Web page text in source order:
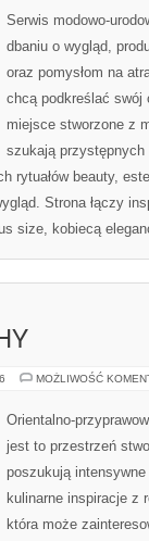
Serwis modowo-
dbaniu o wygląd,
oraz pomysłom na
chcą podkreślać swój
miejsce stworzone z
szukają
rytuałów beauty,
Strona łączy
size, kobiecą
MOŻLIWOŚĆ
Orientalno-
jest to przestrzeń
poszukują
kulinarne inspiracje z
która może